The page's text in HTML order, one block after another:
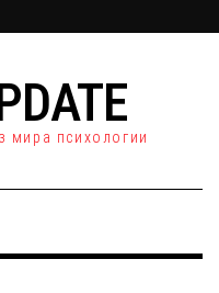
мира психологии